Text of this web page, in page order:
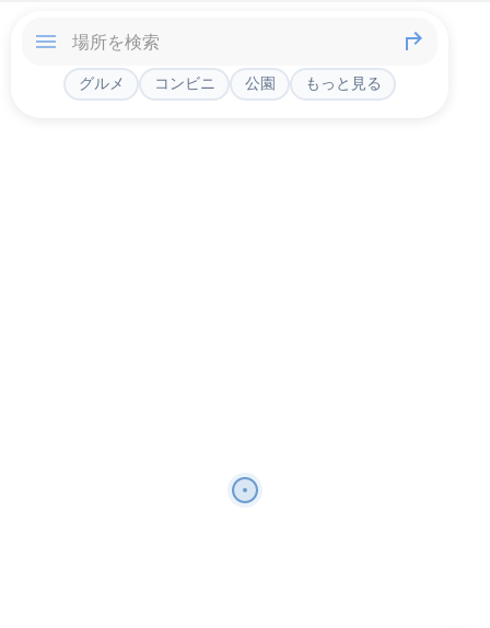
グルメ コンビニ 公園 もっと見る